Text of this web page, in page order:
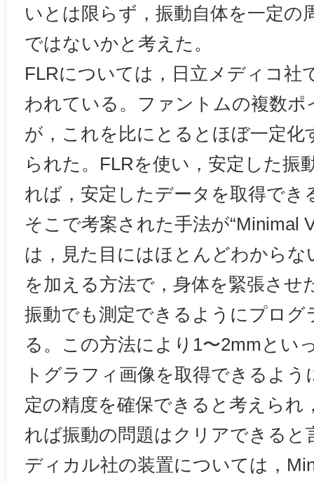
いとは限らず，振動自体を一定の
ではないかと考えた。
FLRについては，日立メディコ社
われている。ファントムの複数
が，これを比にとるとほぼ一定化
られた。FLRを使い，安定した振
れば，安定したデータを取得でき
そこで考案された手法が“Minimal
は，見た目にはほとんどわからな
を加える方法で，身体を緊張させ
振動でも測定できるようにプログ
る。この方法により1〜2mmとい
トグラフィ画像を取得できるよ
定の精度を確保できると考えられ
れば振動の問題はクリアできると
ディカル社の装置については，